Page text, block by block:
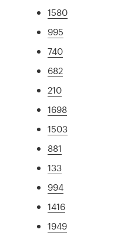
1580
995
740
682
210
1698
1503
881
133
994
1416
1949